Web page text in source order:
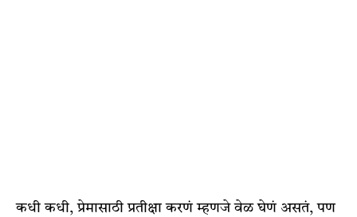
कधी कधी, प्रेमासाठी प्रतीक्षा करणं म्हणजे वेळ घेणं असतं, पण